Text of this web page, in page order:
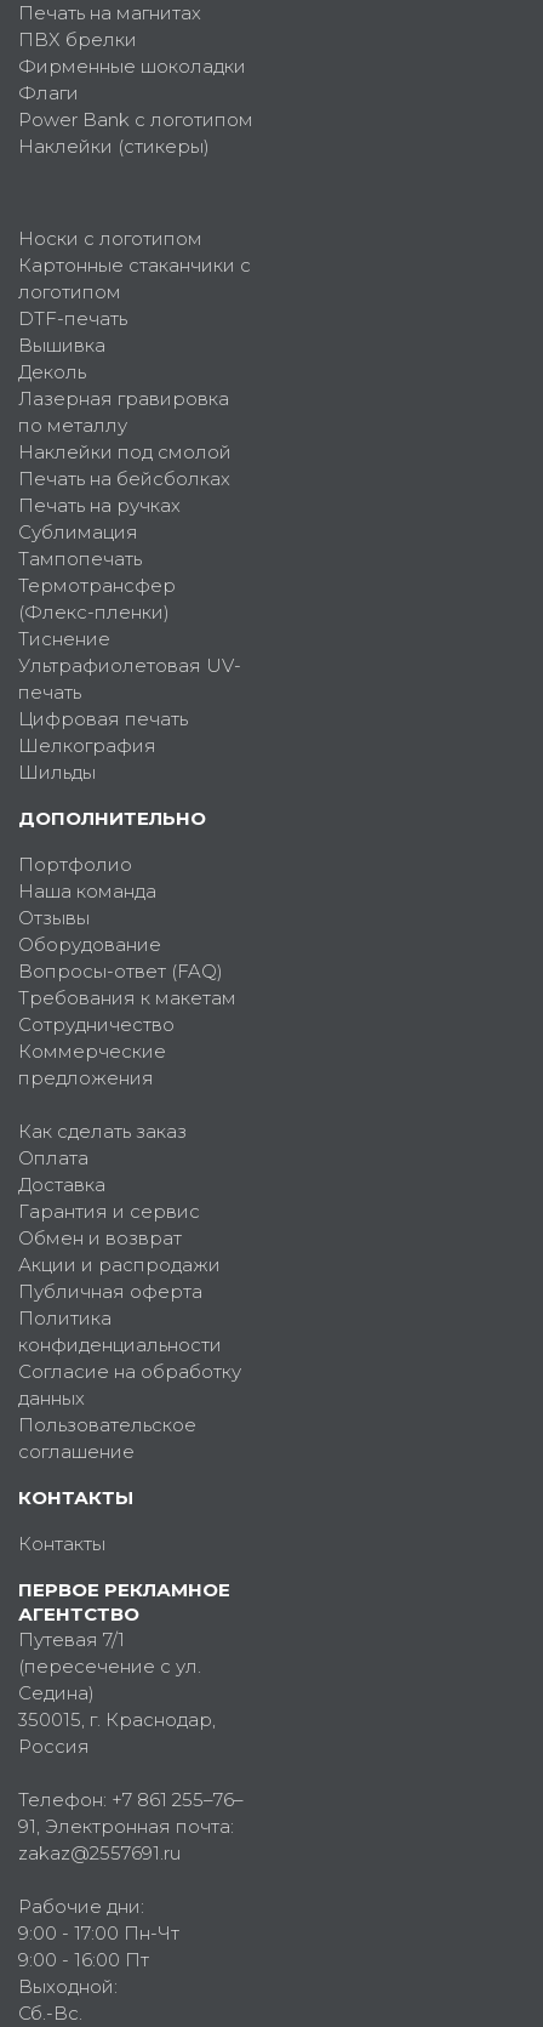
Печать на магнитах
ПВХ брелки
Фирменные шоколадки
Флаги
Power Bank с логотипом
Наклейки (стикеры)
Носки с логотипом
Картонные стаканчики с
логотипом
DTF-печать
Вышивка
Деколь
Лазерная гравировка
по металлу
Наклейки под смолой
Печать на бейсболках
Печать на ручках
Сублимация
Тампопечать
Термотрансфер
(Флекс-пленки)
Тиснение
Ультрафиолетовая UV-
печать
Цифровая печать
Шелкография
Шильды
ДОПОЛНИТЕЛЬНО
Портфолио
Наша команда
Отзывы
Оборудование
Вопросы-ответ (FAQ)
Требования к макетам
Сотрудничество
Коммерческие
предложения
Как сделать заказ
Оплата
Доставка
Гарантия и сервис
Обмен и возврат
Акции и распродажи
Публичная оферта
Политика
конфиденциальности
Согласие на обработку
данных
Пользовательское
соглашение
КОНТАКТЫ
Контакты
ПЕРВОЕ РЕКЛАМНОЕ
АГЕНТСТВО
Путевая 7/1
(пересечение с ул.
Седина)
350015, г. Краснодар,
Россия
Телефон: +7 861 255–76–
91, Электронная почта:
zakaz@2557691.ru
Рабочие дни:
9:00 - 17:00 Пн-Чт
9:00 - 16:00 Пт
Выходной:
Сб.-Вс.